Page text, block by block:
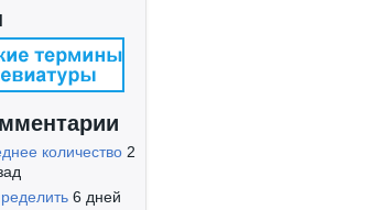
количество 2
6 дней